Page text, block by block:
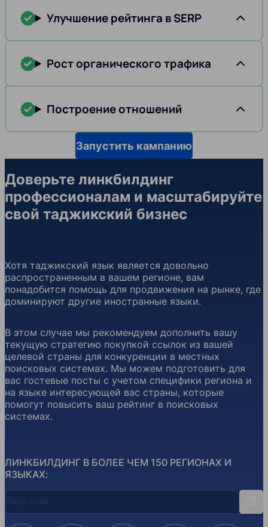
Улучшение рейтинга в SERP
Рост органического трафика
Построение отношений
Запустить кампанию
Доверьте линкбилдинг
профессионалам и масштабируйте
свой таджикский бизнес
ЛИНКБИЛДИНГ В БОЛЕЕ ЧЕМ 150 РЕГИОНАХ И
ЯЗЫКАХ:
Хотя таджикский язык является довольно
распространенным в вашем регионе, вам
понадобится помощь для продвижения на рынке, где
доминируют другие иностранные языки.
В этом случае мы рекомендуем дополнить вашу
текущую стратегию покупкой ссылок из вашей
целевой страны для конкуренции в местных
поисковых системах. Мы можем подготовить для
вас гостевые посты с учетом специфики региона и
на языке интересующей вас страны, которые
помогут повысить ваш рейтинг в поисковых
системах.